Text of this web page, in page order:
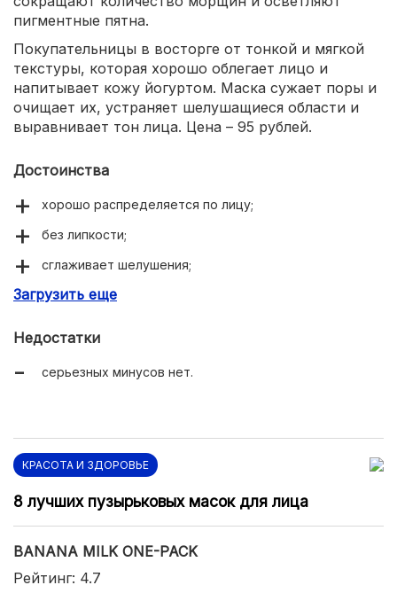
пигментные пятна.
Покупательницы в восторге от тонкой и мягкой
текстуры, которая хорошо облегает лицо и
напитывает кожу йогуртом. Маска сужает поры и
очищает их, устраняет шелушащиеся области и
выравнивает тон лица. Цена – 95 рублей.
Достоинства
хорошо распределяется по лицу;
без липкости;
сглаживает шелушения;
увлажняет.
Загрузить еще
Недостатки
серьезных минусов нет.
КРАСОТА И ЗДОРОВЬЕ
8 лучших пузырьковых масок для лица
BANANA MILK ONE-PACK
Рейтинг: 4.7